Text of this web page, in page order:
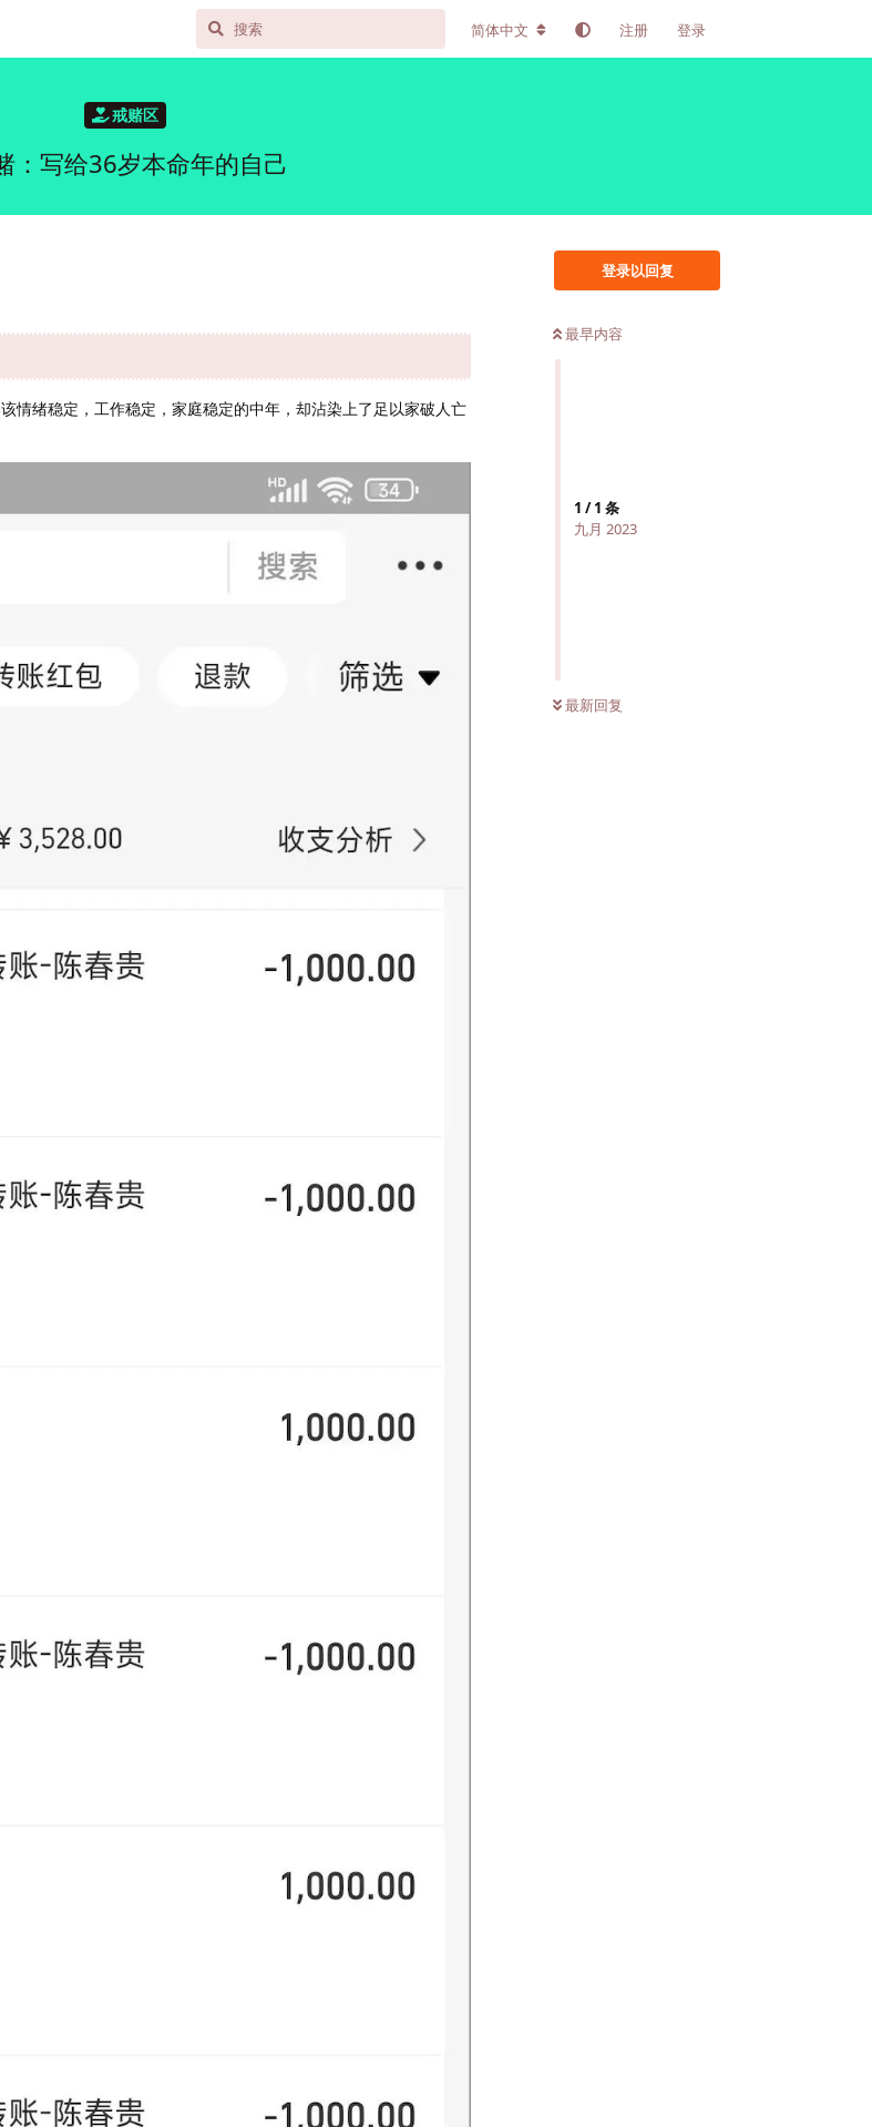
简体中文 注册 登录
戒赌区
：写给36岁本命年的自己
登录以回复
最早内容
1 /1 条
九月 2023
最新回复
情绪稳定，工作稳定，家庭稳定的中年，却沾染上了足以家破人亡